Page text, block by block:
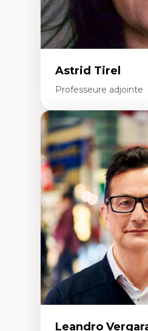
Astrid Tirel
Professeure adjointe
Expertises
Art
Anti-discrimination
Décolonisation de
recherche, des
et syndicales
Pluralisme
francophonie
Culture
Politiques culturelles
Vivre ensemble
Anti-racisme
Anti-sexisme
Pratiques non
Leandro